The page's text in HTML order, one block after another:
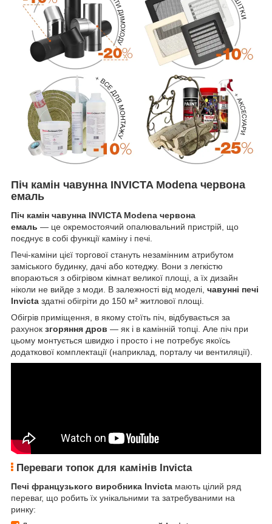
Піч камін чавунна INVICTA Modena червона
емаль
Піч камін чавунна INVICTA Modena червона
емаль — це окремостоячий опалювальний пристрій, що
поєднує в собі функції каміну і печі.
Печі-каміни цієї торгової стануть незамінним атрибутом
заміського будинку, дачі або котеджу. Вони з легкістю
впораються з обігрівом кімнат великої площі, а їх дизайн
ніколи не вийде з моди. В залежності від моделі, чавунні печі
Invicta здатні обігріти до 150 м² житлової площі.
Обігрів приміщення, в якому стоїть піч, відбувається за
рахунок згоряння дров — як і в камінній топці. Але піч при
цьому монтується швидко і просто і не потребує якоїсь
додаткової комплектації (наприклад, порталу чи вентиляції).
Переваги топок для камінів Invicta
Печі французького виробника Invicta мають цілий ряд
переваг, що робить їх унікальними та затребуваними на
ринку: